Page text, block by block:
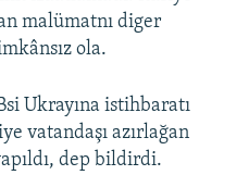
malümatnı diger
ola.
Ukrayına istihbaratı
vatandaşı azırlağan
dep bildirdi.